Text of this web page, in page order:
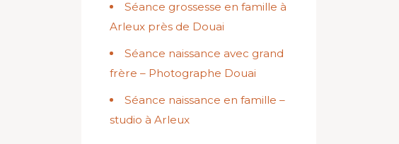
Séance grossesse en famille à
Arleux près de Douai
Séance naissance avec grand
frère – Photographe Douai
Séance naissance en famille –
studio à Arleux